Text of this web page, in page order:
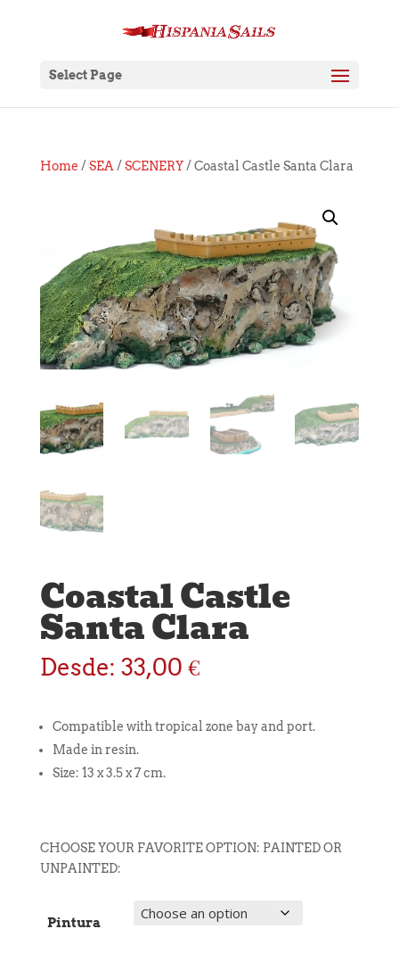
Select Page
Home / SEA / SCENERY/ Coastal Castle Santa Clara
Coastal Castle
Santa Clara
Desde: 33,00 €
Compatible with tropical zone bay and port.
Made in resin.
Size: 13 x 3.5 x 7 cm.
CHOOSE YOUR FAVORITE OPTION: PAINTED OR
UNPAINTED:
Pintura